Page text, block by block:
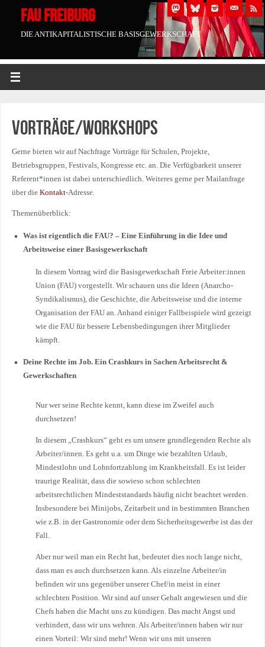
FAU FREIBURG
DIE ANTIKAPITALISTISCHE BASISGEWERKSCHAFT
Vorträge/Workshops
Gerne bieten wir auf Nachfrage Vorträge für Schulen, Projekte,
Betriebsgruppen, Festivals, Kongresse etc. an. Die Verfügbarkeit unserer
Referent*innen ist dabei unterschiedlich. Weiteres gerne per Mailanfrage
über die Kontakt-Adresse.
Themenüberblick:
Was ist eigentlich die FAU? – Eine Einführung in die Idee und
Arbeitsweise einer Basisgewerkschaft
In diesem Vortrag wird die Basisgewerkschaft Freie Arbeiter:innen
Union (FAU) vorgestellt. Wir schauen uns die Ideen (Anarcho-
Syndikalismus), die Geschichte, die Arbeitsweise und die interne
Organisation der FAU an. Anhand einiger Fallbeispiele wird gezeigt
wie die FAU für bessere Lebensbedingungen ihrer Mitglieder
kämpft.
Deine Rechte im Job. Ein Crashkurs in Sachen Arbeitsrecht &
Gewerkschaften
Nur wer seine Rechte kennt, kann diese im Zweifel auch
durchsetzen!
In diesem „Crashkurs“ geht es um unsere grundlegenden Rechte als
Arbeiter/innen. Es geht u.a. um Dinge wie bezahlten Urlaub,
Mindestlohn und Lohnfortzahlung im Krankheitsfall. Es ist leider
traurige Realität, dass die sowieso schon schlechten
arbeitsrechtlichen Mindeststandards häufig nicht beachtet werden.
Insbesondere bei Minijobs, Zeitarbeit und in bestimmten Branchen
wie z.B. in der Gastronomie oder dem Sicherheitsgewerbe ist das der
Fall.
Aber nur weil man ein Recht hat, bedeutet dies noch lange nicht,
dass man es auch durchsetzen kann. Als einzelne Arbeiter/in
befinden wir uns gegenüber unserer Chef/in meist in einer
schlechten Position. Wir sind auf unser Gehalt angewiesen und die
Chefs haben die Macht uns zu kündigen. Das macht Angst und
verhindert, dass wir uns wehren. Als Arbeiter/innen haben wir nur
einen Vorteil: Wir sind mehr! Wenn wir uns mit unseren